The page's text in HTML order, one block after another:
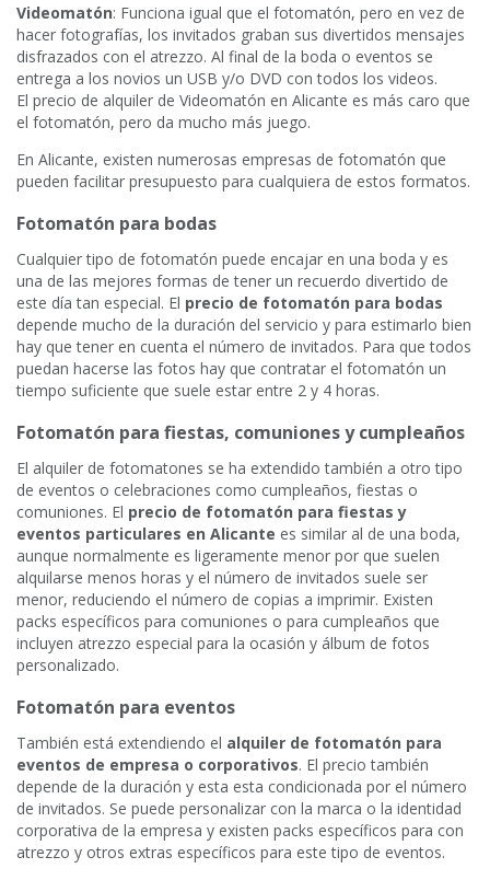
Videomatón: Funciona igual que el fotomatón, pero en vez de
hacer fotografías, los invitados graban sus divertidos mensajes
disfrazados con el atrezzo. Al final de la boda o eventos se
entrega a los novios un USB y/o DVD con todos los videos.
El precio de alquiler de Videomatón en Alicante es más caro que
el fotomatón, pero da mucho más juego.
En Alicante, existen numerosas empresas de fotomatón que
pueden facilitar presupuesto para cualquiera de estos formatos.
Fotomatón para bodas
Cualquier tipo de fotomatón puede encajar en una boda y es
una de las mejores formas de tener un recuerdo divertido de
este día tan especial. El precio de fotomatón para bodas
depende mucho de la duración del servicio y para estimarlo bien
hay que tener en cuenta el número de invitados. Para que todos
puedan hacerse las fotos hay que contratar el fotomatón un
tiempo suficiente que suele estar entre 2 y 4 horas.
Fotomatón para fiestas, comuniones y cumpleaños
El alquiler de fotomatones se ha extendido también a otro tipo
de eventos o celebraciones como cumpleaños, fiestas o
comuniones. El precio de fotomatón para fiestas y
eventos particulares en Alicante es similar al de una boda,
aunque normalmente es ligeramente menor por que suelen
alquilarse menos horas y el número de invitados suele ser
menor, reduciendo el número de copias a imprimir. Existen
packs específicos para comuniones o para cumpleaños que
incluyen atrezzo especial para la ocasión y álbum de fotos
personalizado.
Fotomatón para eventos
También está extendiendo el alquiler de fotomatón para
eventos de empresa o corporativos. El precio también
depende de la duración y esta esta condicionada por el número
de invitados. Se puede personalizar con la marca o la identidad
corporativa de la empresa y existen packs específicos para con
atrezzo y otros extras específicos para este tipo de eventos.